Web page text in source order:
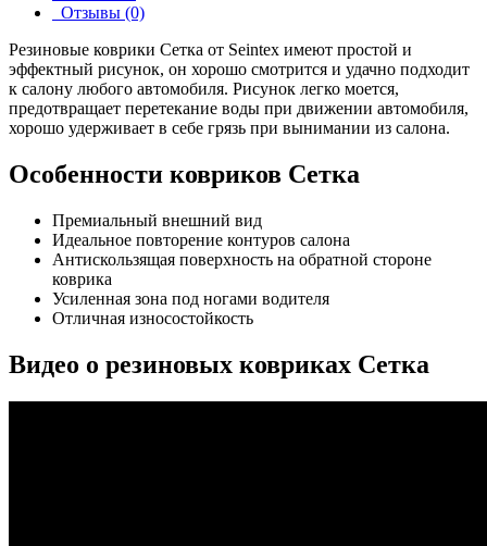
Отзывы (0)
Резиновые коврики Сетка от Seintex имеют простой и
эффектный рисунок, он хорошо смотрится и удачно подходит
к салону любого автомобиля. Рисунок легко моется,
предотвращает перетекание воды при движении автомобиля,
хорошо удерживает в себе грязь при вынимании из салона.
Особенности ковриков Сетка
Премиальный внешний вид
Идеальное повторение контуров салона
Антискользящая поверхность на обратной стороне
коврика
Усиленная зона под ногами водителя
Отличная износостойкость
Видео о резиновых ковриках Cетка